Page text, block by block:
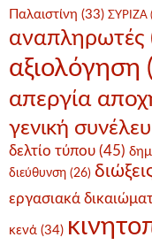
Παλαιστίνη (33) ΣΥΡΙΖΑ
αναπληρωτές
αξιολόγηση
απεργία
γενική
δελτίο τύπου (45)
διεύθυνση (26)
εργασιακά
κενά (34)